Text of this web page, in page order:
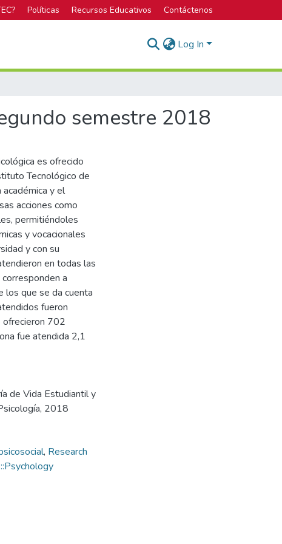
Políticas Recursos Educativos Contáctenos
Log In
semestre 2018
es ofrecido
Tecnológico de
y el
acciones como
permitiéndoles
y vocacionales
y con su
en todas las
a
los que se da cuenta
fueron
ofrecieron 702
fue atendida 2,1
de Vida Estudiantil y
2018
, Research